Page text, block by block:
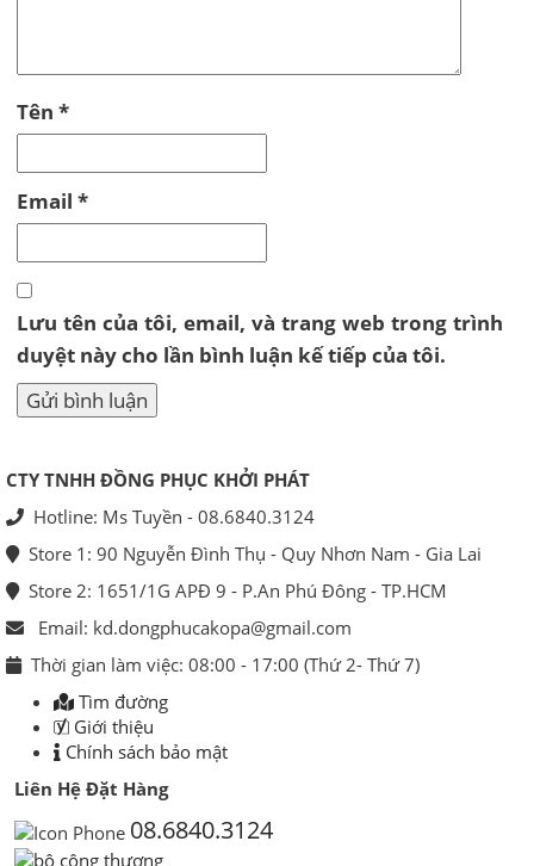
Tên*
Email*
Lưu tên của tôi, email, và trang web trong trình
duyệt này cho lần bình luận kế tiếp của tôi.
CTY TNHH ĐỒNG PHỤC KHỞI PHÁT
Hotline: Ms Tuyền - 08.6840.3124
Store 1: 90 Nguyễn Đình Thụ - Quy Nhơn Nam - Gia Lai
Store 2: 1651/1G APĐ 9 - P.An Phú Đông - TP.HCM
Email: kd.dongphucakopa@gmail.com
Thời gian làm việc: 08:00 - 17:00 (Thứ 2- Thứ 7)
Tìm đường
Giới thiệu
Chính sách bảo mật
Liên Hệ Đặt Hàng
08.6840.3124